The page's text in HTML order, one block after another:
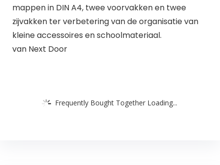
mappen in DIN A4, twee voorvakken en twee
zijvakken ter verbetering van de organisatie van
kleine accessoires en schoolmateriaal.
van Next Door
Frequently Bought Together Loading...